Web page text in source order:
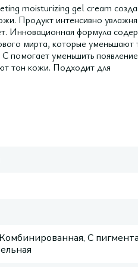
moisturizing gel cream
Продукт интенсивно
Инновационная формула
мирта, которые уменьшают
помогает уменьшить
тон кожи. Подходит для
С